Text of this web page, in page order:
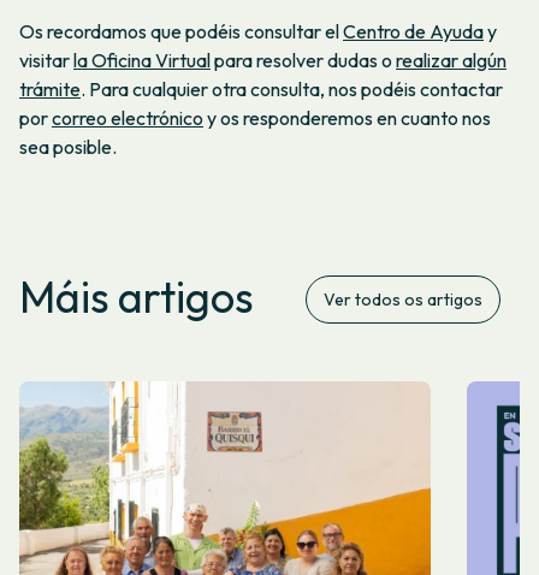
Os recordamos que podéis consultar elCentro de Ayuday
visitarla Oficina Virtualpara resolver dudas o realizar algún
trámite. Para cualquier otra consulta, nos podéis contactar
porcorreo electrónico y os responderemos en cuanto nos
sea posible.
Máis artigos Ver todos os artigos